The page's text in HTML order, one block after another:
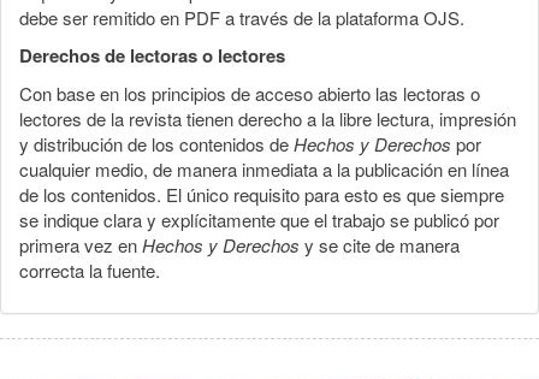
debe ser remitido en PDF a través de la plataforma OJS.
Derechos de lectoras o lectores
Con base en los principios de acceso abierto las lectoras o
lectores de la revista tienen derecho a la libre lectura, impresión
y distribución de los contenidos deHechos y Derechos por
cualquier medio, de manera inmediata a la publicación en línea
de los contenidos. El único requisito para esto es que siempre
se indique clara y explícitamente que el trabajo se publicó por
primera vez enHechos y Derechos y se cite de manera
correcta la fuente.